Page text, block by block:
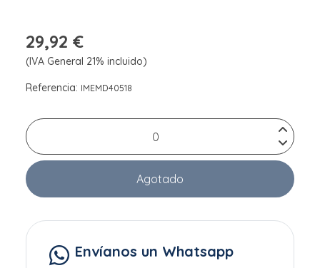
29,92 €
(IVA General 21% incluido)
Referencia: IMEMD40518
Agotado
Envíanos un Whatsapp